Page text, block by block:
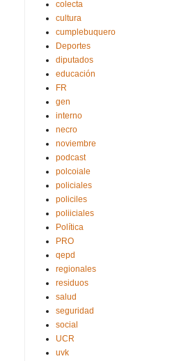
colecta
cultura
cumplebuquero
Deportes
diputados
educación
FR
gen
interno
necro
noviembre
podcast
polcoiale
policiales
policiles
poliiciales
Política
PRO
qepd
regionales
residuos
salud
seguridad
social
UCR
uvk